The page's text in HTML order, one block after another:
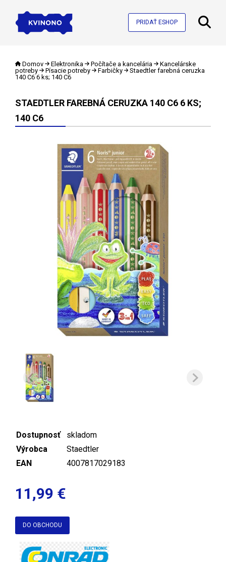
PRIDAŤ ESHOP
Domov Elektronika Počítače a kancelária
Kancelárske
potreby
Písacie potreby Farbičky
Staedtler farebná ceruzka
140 C6 6 ks; 140 C6
STAEDTLER FAREBNÁ CERUZKA 140 C6 6 KS;
140 C6
Dostupnosť
skladom
Výrobca
Staedtler
EAN
4007817029183
11,99 €
DO OBCHODU